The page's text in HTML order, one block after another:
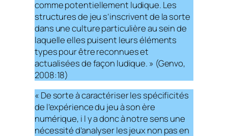
comme potentiellement ludique. Les
structures de jeu s’inscrivent de la sorte
dans une culture particulière au sein de
laquelle elles puisent leurs éléments
types pour être reconnues et
actualisées de façon ludique. » (Genvo,
2008:18)
« De sorte à caractériser les spécificités
de l’expérience du jeu à son ère
numérique, i l y a donc à notre sens une
nécessité d’analyser les jeux non pas en